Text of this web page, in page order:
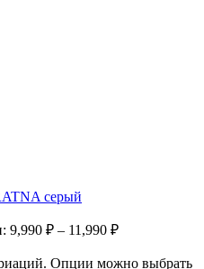
серый
9,990 ₽ – 11,990 ₽
Опции можно выбрать